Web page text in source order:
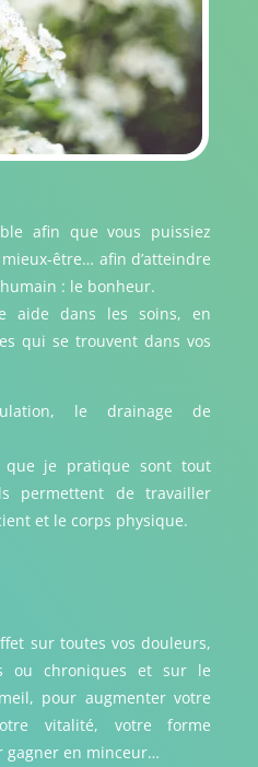
afin que vous puissiez
être… afin d’atteindre
: le bonheur.
aide dans les soins, en
qui se trouvent dans vos
le drainage de
que je pratique sont tout
permettent de travailler
et le corps physique.
sur toutes vos douleurs,
ou chroniques et sur le
pour augmenter votre
vitalité, votre forme
gagner en minceur…